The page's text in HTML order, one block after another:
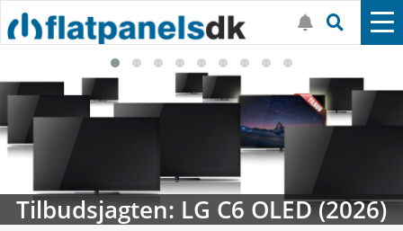
Tilbudsjagten: LG C6 OLED (2026)